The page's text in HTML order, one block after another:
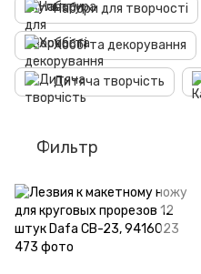
Набори для творчості
Хоббі та декорування
Дитяча творчість
Фильтр